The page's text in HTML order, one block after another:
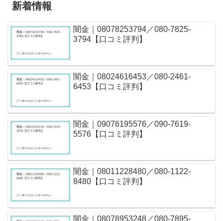
新着情報
闇金｜08078253794／080-7825-
3794【口コミ評判】
闇金｜08024616453／080-2461-
6453【口コミ評判】
闇金｜09076195576／090-7619-
5576【口コミ評判】
闇金｜08011228480／080-1122-
8480【口コミ評判】
闇金｜08078953248／080-7895-